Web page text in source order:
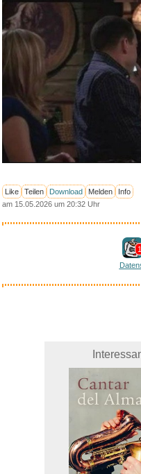
Like Teilen Download Melden Info
am 15.05.2026 um 20:32 Uhr
1